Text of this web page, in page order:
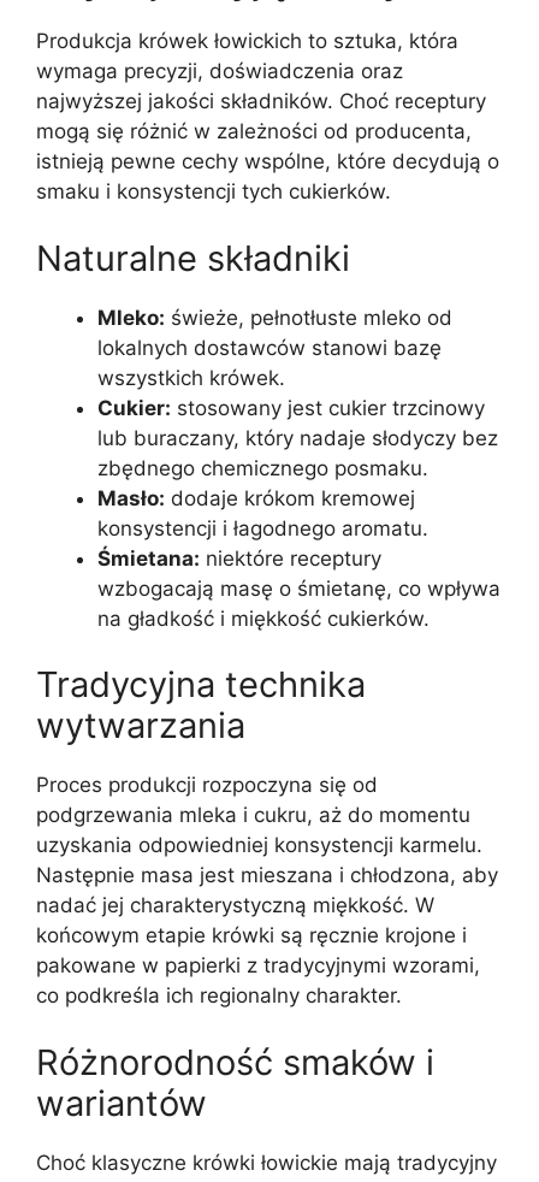
Produkcja krówek łowickich to sztuka, która
wymaga precyzji, doświadczenia oraz
najwyższej jakości składników. Choć receptury
mogą się różnić w zależności od producenta,
istnieją pewne cechy wspólne, które decydują o
smaku i konsystencji tych cukierków.
Naturalne składniki
Mleko: świeże, pełnotłuste mleko od
lokalnych dostawców stanowi bazę
wszystkich krówek.
Cukier: stosowany jest cukier trzcinowy
lub buraczany, który nadaje słodyczy bez
zbędnego chemicznego posmaku.
Masło: dodaje krókom kremowej
konsystencji i łagodnego aromatu.
Śmietana: niektóre receptury
wzbogacają masę o śmietanę, co wpływa
na gładkość i miękkość cukierków.
Tradycyjna technika
wytwarzania
Proces produkcji rozpoczyna się od
podgrzewania mleka i cukru, aż do momentu
uzyskania odpowiedniej konsystencji karmelu.
Następnie masa jest mieszana i chłodzona, aby
nadać jej charakterystyczną miękkość. W
końcowym etapie krówki są ręcznie krojone i
pakowane w papierki z tradycyjnymi wzorami,
co podkreśla ich regionalny charakter.
Różnorodność smaków i
wariantów
Choć klasyczne krówki łowickie mają tradycyjny